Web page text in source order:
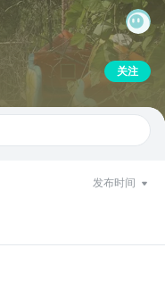
关注
发布时间